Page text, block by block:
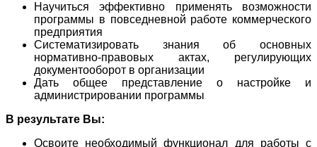
Научиться эффективно применять возможности
программы в повседневной работе коммерческого
предприятия
Систематизировать знания об основных
нормативно-правовых актах, регулирующих
документооборот в организации
Дать общее представление о настройке и
администрировании программы
В результате Вы:
Освоите необходимый функционал для работы с